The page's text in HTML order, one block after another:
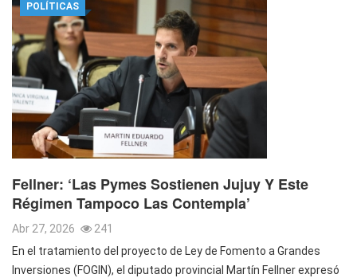
POLÍTICAS
Fellner: ‘Las Pymes Sostienen Jujuy Y Este
Régimen Tampoco Las Contempla’
Abr 27, 2026
241
En el tratamiento del proyecto de Ley de Fomento a Grandes
Inversiones (FOGIN), el diputado provincial Martín Fellner expresó